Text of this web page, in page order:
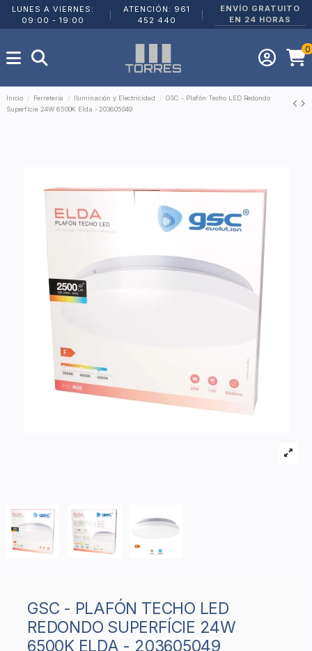
LUNES A VIERNES:
09:00 - 19:00
ATENCIÓN: 961
452 440
ENVÍO GRATUITO
EN 24 HORAS
0
Inicio Ferretería Iluminación y Electricidad
GSC - Plafón Techo LED Redondo
Superfície 24W 6500K Elda - 203605049
GSC - PLAFÓN TECHO LED
REDONDO SUPERFÍCIE 24W
6500K ELDA - 203605049